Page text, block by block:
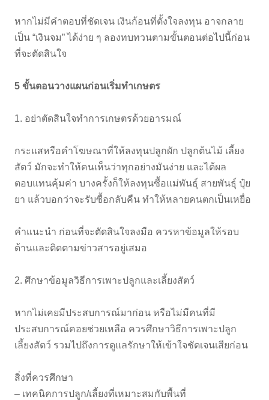
หากไม่มีคำตอบที่ชัดเจน เงินก้อนที่ตั้งใจลงทุน อาจกลาย
เป็น “เงินจม” ได้ง่าย ๆ ลองทบทวนตามขั้นตอนต่อไปนี้ก่อน
ที่จะตัดสินใจ
5 ขั้นตอนวางแผนก่อนเริ่มทำเกษตร
1. อย่าตัดสินใจทำการเกษตรด้วยอารมณ์
กระแสหรือคำโฆษณาที่ให้ลงทุนปลูกผัก ปลูกต้นไม้ เลี้ยง
สัตว์ มักจะทำให้คนเห็นว่าทุกอย่างมันง่าย และได้ผล
ตอบแทนคุ้มค่า บางครั้งก็ให้ลงทุนซื้อแม่พันธุ์ สายพันธุ์ ปุ๋ย
ยา แล้วบอกว่าจะรับซื้อกลับคืน ทำให้หลายคนตกเป็นเหยื่อ
คำแนะนำ ก่อนที่จะตัดสินใจลงมือ ควรหาข้อมูลให้รอบ
ด้านและติดตามข่าวสารอยู่เสมอ
2. ศึกษาข้อมูลวิธีการเพาะปลูกและเลี้ยงสัตว์
หากไม่เคยมีประสบการณ์มาก่อน หรือไม่มีคนที่มี
ประสบการณ์คอยช่วยเหลือ ควรศึกษาวิธีการเพาะปลูก
เลี้ยงสัตว์ รวมไปถึงการดูแลรักษาให้เข้าใจชัดเจนเสียก่อน
สิ่งที่ควรศึกษา
– เทคนิคการปลูก/เลี้ยงที่เหมาะสมกับพื้นที่